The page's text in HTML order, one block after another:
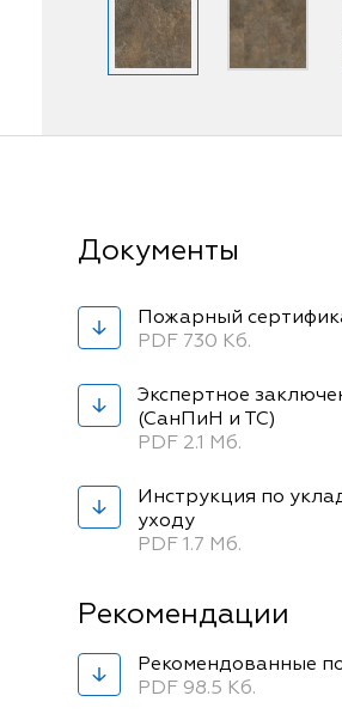
Пожарный
PDF 730 Кб.
Экспертное
(СанПиН и ТС)
PDF 2.1 Мб.
Инструкция по
уходу
PDF 1.7 Мб.
Рекомендации
Рекомендованные
PDF 98.5 Кб.